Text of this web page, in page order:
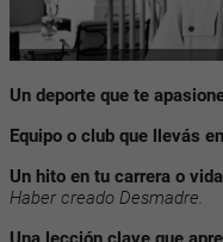
Un deporte que te
Equipo o club que llevás
Un hito en tu carrera o
Haber creado Desmadre.